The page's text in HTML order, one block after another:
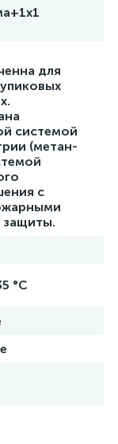
для
системой
(метан-
с
защиты.
°C